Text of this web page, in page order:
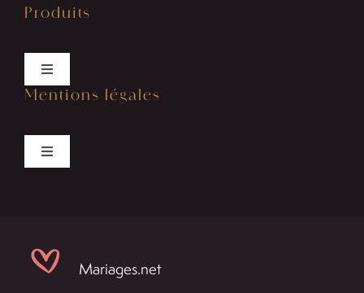
Produits
Toggle
Navigation
Créations florales
Mariage
Mentions légales
Toggle
Politique de confidentialité
Mariages.net